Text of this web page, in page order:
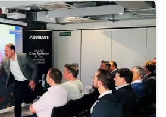
イバーレジリエンス・ロードショー